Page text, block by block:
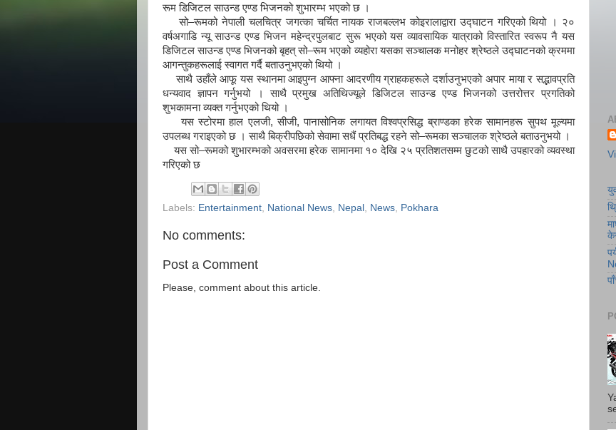
रूम डिजिटल साउन्ड एण्ड भिजनको शुभारम्भ भएको छ ।
सो–रूमको नेपाली चलचित्र जगत्का चर्चित नायक राजबल्लभ कोइरालाद्वारा उद्घाटन गरिएको थियो । २०
वर्षअगाडि न्यू साउन्ड एण्ड भिजन महेन्द्रपुलबाट सुरू भएको यस व्यावसायिक यात्राको विस्तारित स्वरूप नै यस
डिजिटल साउन्ड एण्ड भिजनको बृहत् सो–रूम भएको व्यहोरा यसका सञ्चालक मनोहर श्रेष्ठले उद्घाटनको क्रममा
आगन्तुकहरूलाई स्वागत गर्दै बताउनुभएको थियो ।
साथै उहाँले आफू यस स्थानमा आइपुग्न आफ्ना आदरणीय ग्राहकहरूले दर्शाउनुभएको अपार माया र सद्भावप्रति
धन्यवाद ज्ञापन गर्नुभयो । साथै प्रमुख अतिथिज्यूले डिजिटल साउन्ड एण्ड भिजनको उत्तरोत्तर प्रगतिको
शुभकामना व्यक्त गर्नुभएको थियो ।
यस स्टोरमा हाल एलजी, सीजी, पानासोनिक लगायत विश्वप्रसिद्ध ब्राण्डका हरेक सामानहरू सुपथ मूल्यमा
उपलब्ध गराइएको छ । साथै बिक्रीपछिको सेवामा सधैं प्रतिबद्ध रहने सो–रूमका सञ्चालक श्रेष्ठले बताउनुभयो ।
यस सो–रूमको शुभारम्भको अवसरमा हरेक सामानमा १० देखि २५ प्रतिशतसम्म छुटको साथै उपहारको व्यवस्था
गरिएको छ
Labels: Entertainment National News Nepal News Pokhara
No comments:
Post a Comment
Please, comment about this article.